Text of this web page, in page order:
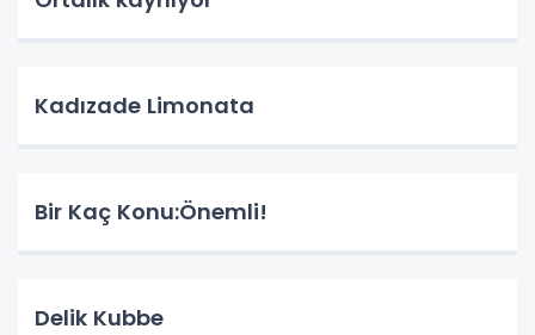
Kadızade Limonata
Bir Kaç Konu:Önemli!
Delik Kubbe